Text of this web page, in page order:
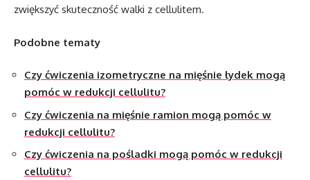
zwiększyć skuteczność walki z cellulitem.
Podobne tematy
Czy ćwiczenia izometryczne na mięśnie łydek mogą
pomóc w redukcji cellulitu?
Czy ćwiczenia na mięśnie ramion mogą pomóc w
redukcji cellulitu?
Czy ćwiczenia na pośladki mogą pomóc w redukcji
cellulitu?